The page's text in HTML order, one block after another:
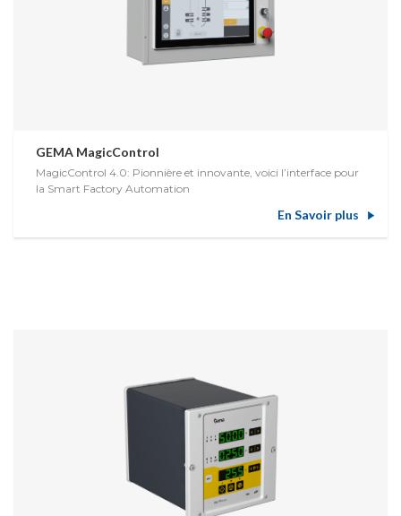
GEMA MagicControl
MagicControl 4.0: Pionnière et innovante, voici l’interface pour
la Smart Factory Automation
En Savoir plus